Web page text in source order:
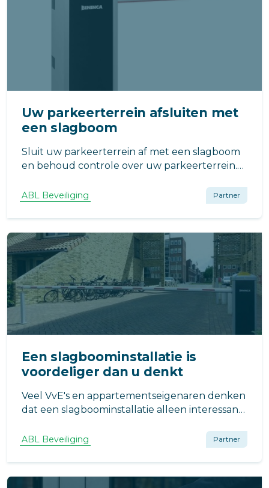
Uw parkeerterrein afsluiten met
een slagboom
Sluit uw parkeerterrein af met een slagboom
en behoud controle over uw parkeerterrein.
kentekenherkenning, afstandsbediening of
een van de andere opties. Stel via onze
configurator eenvoudig uw slagboom samen.
ABL Beveiliging Partner
Een slagboominstallatie is
voordeliger dan u denkt
Veel VvE's en appartementseigenaren denken
dat een slagboominstallatie alleen interessant
bedrijfslocaties. In werkelijkheid is een
betaalbaar en levert deze direct voordelen op.
ABL Beveiliging Partner